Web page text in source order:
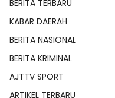
BERITA TERBARU
KABAR DAERAH
BERITA NASIONAL
BERITA KRIMINAL
AJTTV SPORT
ARTIKEL TERBARU